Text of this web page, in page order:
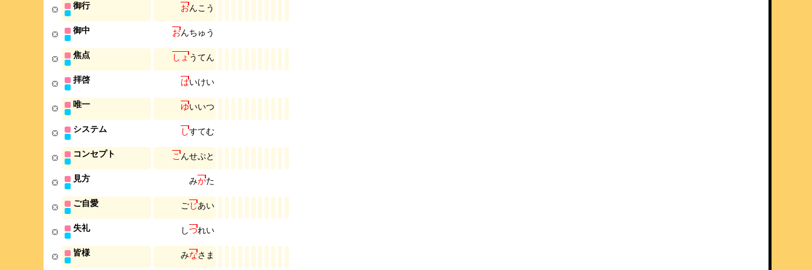
御行 おんこ う
御中 おんちゅ う
焦点 し ょうてん
拝啓 はいけい
唯一 ゆいいつ
システム しすてむ
コンセプト こんせぷと
見方 みかた
ご自愛 ごじあい
失礼 しつれい
皆様 みなさ ま